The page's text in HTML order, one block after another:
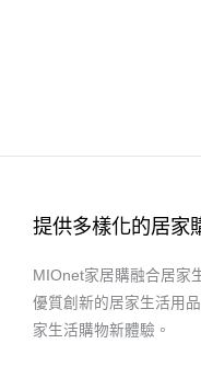
提供多樣化的居家
MIOnet家居購融合居家
優質創新的居家生活用
家生活購物新體驗。